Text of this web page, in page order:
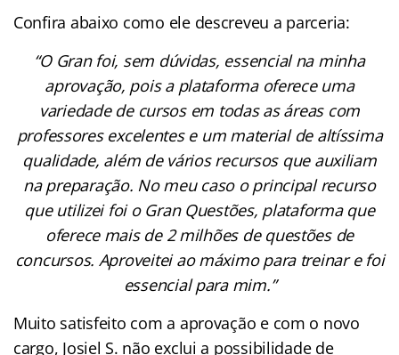
Confira abaixo como ele descreveu a parceria:
“O Gran foi, sem dúvidas, essencial na minha
aprovação, pois a plataforma oferece uma
variedade de cursos em todas as áreas com
professores excelentes e um material de altíssima
qualidade, além de vários recursos que auxiliam
na preparação. No meu caso o principal recurso
que utilizei foi o Gran Questões, plataforma que
oferece mais de 2 milhões de questões de
concursos. Aproveitei ao máximo para treinar e foi
essencial para mim.”
Muito satisfeito com a aprovação e com o novo
cargo, Josiel S. não exclui a possibilidade de